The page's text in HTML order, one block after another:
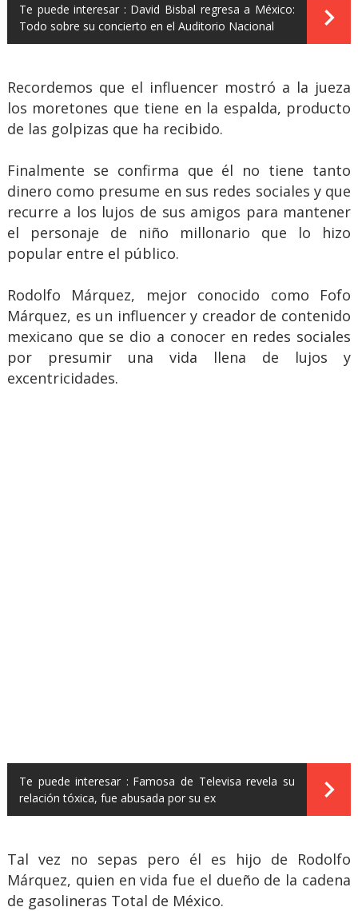
Te puede interesar : David Bisbal regresa a México:
Todo sobre su concierto en el Auditorio Nacional
Recordemos que el influencer mostró a la jueza
los moretones que tiene en la espalda, producto
de las golpizas que ha recibido.
Finalmente se confirma que él no tiene tanto
dinero como presume en sus redes sociales y que
recurre a los lujos de sus amigos para mantener
el personaje de niño millonario que lo hizo
popular entre el público.
Rodolfo Márquez, mejor conocido como Fofo
Márquez, es un influencer y creador de contenido
mexicano que se dio a conocer en redes sociales
por presumir una vida llena de lujos y
excentricidades.
Te puede interesar : Famosa de Televisa revela su
relación tóxica, fue abusada por su ex
Tal vez no sepas pero él es hijo de Rodolfo
Márquez, quien en vida fue el dueño de la cadena
de gasolineras Total de México.